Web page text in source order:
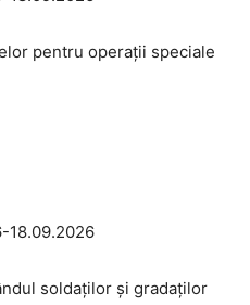
pentru operații speciale
18.09.2026
soldaților și gradaților